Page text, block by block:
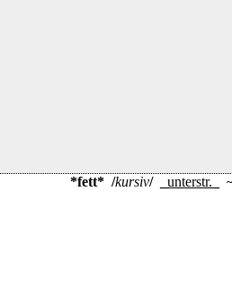
*fett* /kursiv/ unterstr. ~